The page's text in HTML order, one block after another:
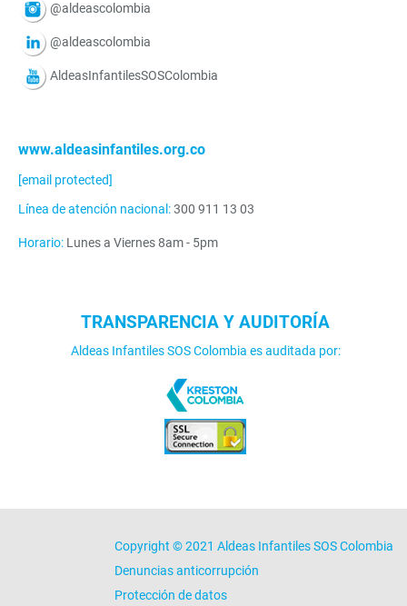
@aldeascolombia
@aldeascolombia
AldeasInfantilesSOSColombia
www.aldeasinfantiles.org.co
[email protected]
Línea de atención nacional:300 911 13 03
Horario: Lunes a Viernes 8am - 5pm
TRANSPARENCIA Y AUDITORÍA
Aldeas Infantiles SOS Colombia es auditada por:
Copyright © 2021 Aldeas Infantiles SOS Colombia
Denuncias anticorrupción
Protección de datos